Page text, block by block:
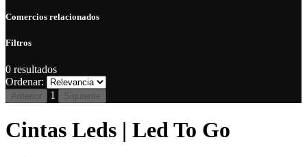
Comercios relacionados
Filtros
0 resultados
Ordenar:
Anterior 1 Siguiente
Cintas Leds | Led To Go